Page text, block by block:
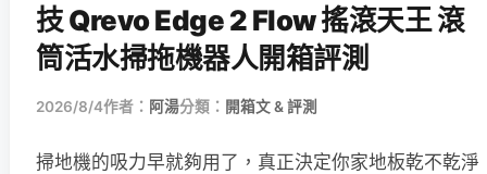
技 Qrevo Edge 2 Flow 搖滾天王 滾
筒活水掃拖機器人開箱評測
2026/8/4作者： 阿湯分類： 開箱文 & 評測
掃地機的吸力早就夠用了，真正決定你家地板乾不乾淨